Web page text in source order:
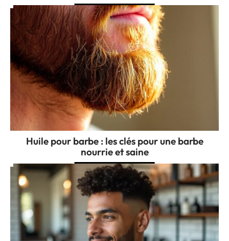
Huile pour barbe : les clés pour une barbe
nourrie et saine